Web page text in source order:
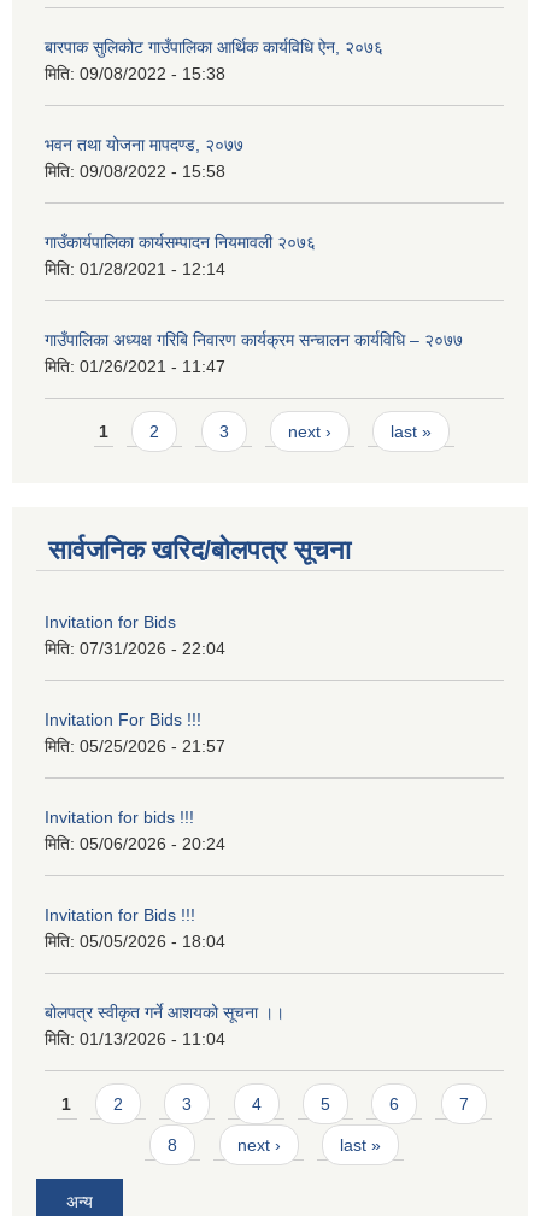
बारपाक सुलिकोट गाउँपालिका आर्थिक कार्यविधि ऐन, २०७६
मिति: 09/08/2022 - 15:38
भवन तथा योजना मापदण्ड, २०७७
मिति: 09/08/2022 - 15:58
गाउँकार्यपालिका कार्यसम्पादन नियमावली २०७६
मिति: 01/28/2021 - 12:14
गाउँपालिका अध्यक्ष गरिबि निवारण कार्यक्रम सन्चालन कार्यविधि – २०७७
मिति: 01/26/2021 - 11:47
Pages
1 2 3 next › last »
सार्वजनिक खरिद/बोलपत्र सूचना
Invitation for Bids
मिति: 07/31/2026 - 22:04
Invitation For Bids !!!
मिति: 05/25/2026 - 21:57
Invitation for bids !!!
मिति: 05/06/2026 - 20:24
Invitation for Bids !!!
मिति: 05/05/2026 - 18:04
बोलपत्र स्वीकृत गर्ने आशयको सूचना ।।
मिति: 01/13/2026 - 11:04
Pages
1 2 3 4 5 6 7
8 next › last »
अन्य